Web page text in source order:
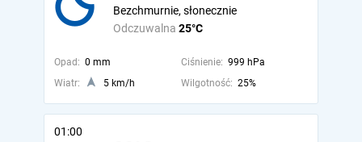
Odczuwalna 25°C
Bezchmurnie, słonecznie
Opad: 0 mm Ciśnienie: 999 hPa
Wiatr:
5 km/h Wilgotność: 25%
01:00